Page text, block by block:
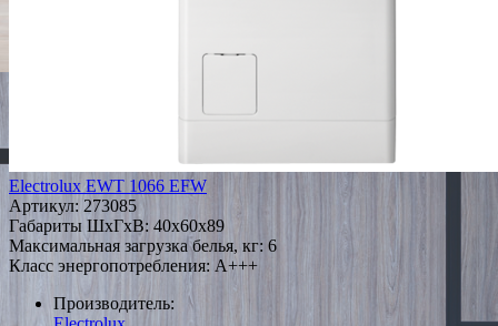
Electrolux EWT 1066 EFW
Артикул: 273085
Габариты ШxГxВ: 40x60x89
Максимальная загрузка белья, кг: 6
Класс энергопотребления: A+++
Производитель: